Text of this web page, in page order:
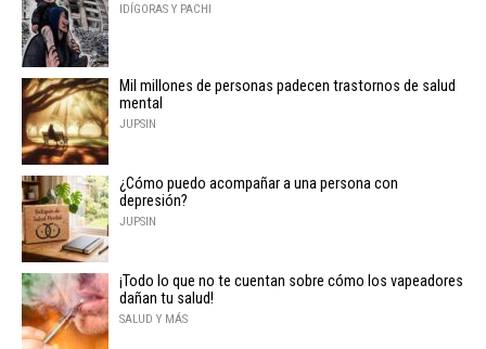
IDÍGORAS Y PACHI
Mil millones de personas padecen trastornos de salud
mental
JUPSIN
¿Cómo puedo acompañar a una persona con
depresión?
JUPSIN
¡Todo lo que no te cuentan sobre cómo los vapeadores
dañan tu salud!
SALUD Y MÁS